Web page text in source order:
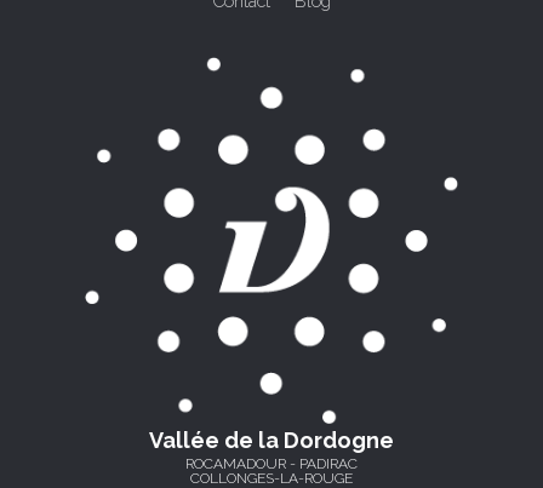
Vallée de la Dordogne
ROCAMADOUR - PADIRAC
COLLONGES-LA-ROUGE